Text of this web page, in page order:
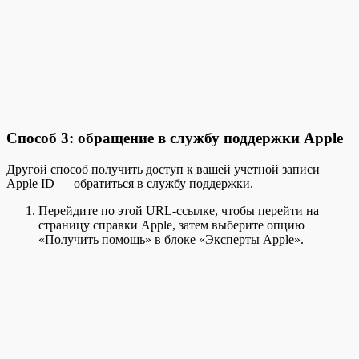
Способ 3: обращение в службу поддержки Apple
Другой способ получить доступ к вашей учетной записи
Apple ID — обратиться в службу поддержки.
Перейдите по этой URL-ссылке, чтобы перейти на
страницу справки Apple, затем выберите опцию
«Получить помощь» в блоке «Эксперты Apple».